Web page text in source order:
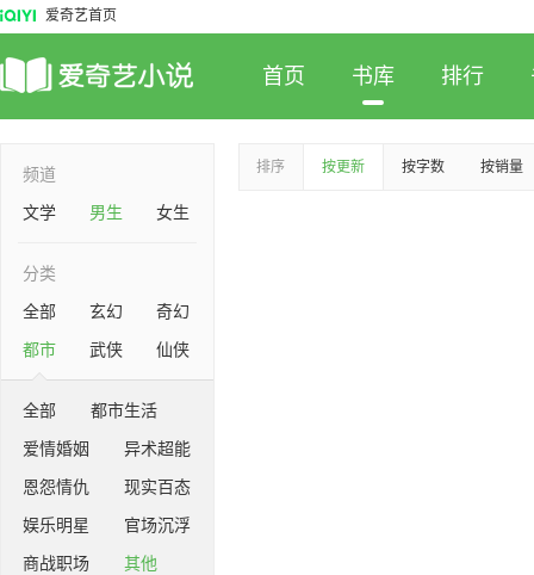
爱奇艺首页
首页 书库 排行
频道
文学
男生 女生
分类
全部
玄幻
奇幻
都市
武侠 仙侠
全部
都市生活
爱情婚姻
异术超能
恩怨情仇
现实百态
娱乐明星
官场沉浮
商战职场
其他
排序 按更新 按字数 按销量